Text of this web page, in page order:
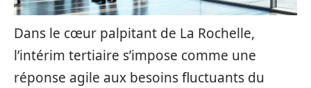
Dans le cœur palpitant de La Rochelle,
l’intérim tertiaire s’impose comme une
réponse agile aux besoins fluctuants du